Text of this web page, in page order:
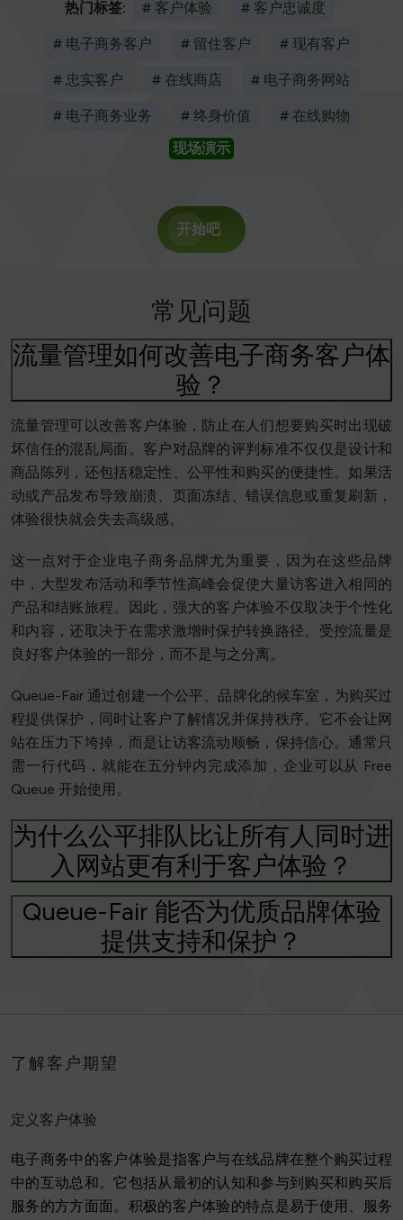
热门标签: # 客户体验 # 客户忠诚度
# 电子商务客户 # 留住客户 # 现有客户
# 忠实客户 # 在线商店 # 电子商务网站
# 电子商务业务 # 终身价值
# 在线购物
现场演示
开始吧
常见问题
流量管理如何改善电子商务客户体
验？
流量管理可以改善客户体验，防止在人们想要购买时出现破
坏信任的混乱局面。客户对品牌的评判标准不仅仅是设计和
商品陈列，还包括稳定性、公平性和购买的便捷性。如果活
动或产品发布导致崩溃、页面冻结、错误信息或重复刷新，
体验很快就会失去高级感。
这一点对于企业电子商务品牌尤为重要，因为在这些品牌
中，大型发布活动和季节性高峰会促使大量访客进入相同的
产品和结账旅程。因此，强大的客户体验不仅取决于个性化
和内容，还取决于在需求激增时保护转换路径。受控流量是
良好客户体验的一部分，而不是与之分离。
Queue-Fair 通过创建一个公平、品牌化的候车室，为购买过
程提供保护，同时让客户了解情况并保持秩序。它不会让网
站在压力下垮掉，而是让访客流动顺畅，保持信心。通常只
需一行代码，就能在五分钟内完成添加，企业可以从 Free
Queue 开始使用。
为什么公平排队比让所有人同时进
入网站更有利于客户体验？
Queue-Fair 能否为优质品牌体验
提供支持和保护？
了解客户期望
定义客户体验
电子商务中的客户体验是指客户与在线品牌在整个购买过程
中的互动总和。它包括从最初的认知和参与到购买和购买后
服务的方方面面。积极的客户体验的特点是易于使用、服务